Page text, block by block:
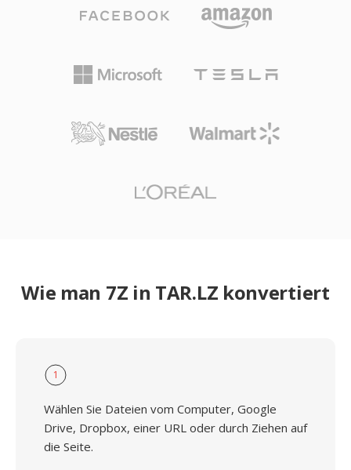
Wie man 7Z in TAR.LZ konvertiert
1
Wählen Sie Dateien vom Computer, Google
Drive, Dropbox, einer URL oder durch Ziehen auf
die Seite.